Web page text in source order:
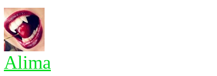
Alima